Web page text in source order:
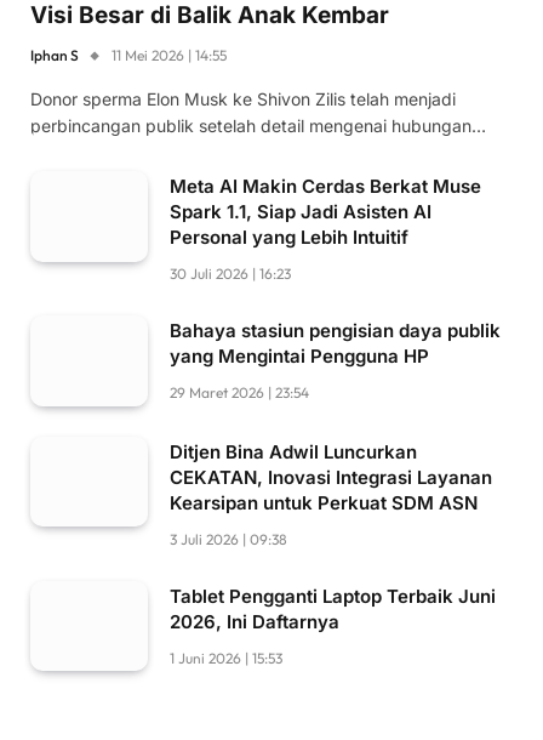
Visi Besar di Balik Anak Kembar
Iphan S 11 Mei 2026 | 14:55
Donor sperma Elon Musk ke Shivon Zilis telah menjadi
perbincangan publik setelah detail mengenai hubungan…
Meta AI Makin Cerdas Berkat Muse
Spark 1.1, Siap Jadi Asisten AI
Personal yang Lebih Intuitif
30 Juli 2026 | 16:23
Bahaya stasiun pengisian daya publik
yang Mengintai Pengguna HP
29 Maret 2026 | 23:54
Ditjen Bina Adwil Luncurkan
CEKATAN, Inovasi Integrasi Layanan
Kearsipan untuk Perkuat SDM ASN
3 Juli 2026 | 09:38
Tablet Pengganti Laptop Terbaik Juni
2026, Ini Daftarnya
1 Juni 2026 | 15:53